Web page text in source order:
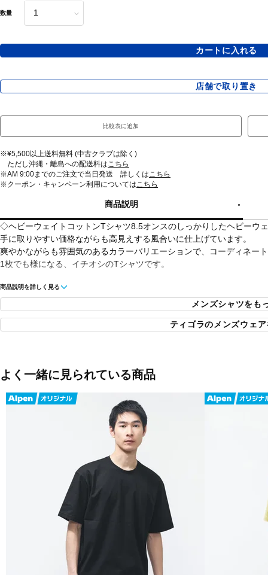
数量
カートに入れる
店舗で取り置き
比較表に追加
※¥5,500以上送料無料 (中古クラブは除く)
ただし沖縄・離島への配送料はこちら
※AM 9:00までのご注文で当日発送 詳しくはこちら
※クーポン・キャンペーン利用についてはこちら
商品説明
◇ヘビーウェイトコットンTシャツ8.5オンスのしっかりしたヘビーウ
手に取りやすい価格ながらも高見えする風合いに仕上げています。
爽やかながらも雰囲気のあるカラーバリエーションで、コーディネー
1枚でも様になる、イチオシのTシャツです。
■カラー：
マスタード
ディープグリーン
チャコールグレー
■素材：本体綿100％ リブ部綿95％ポリウレタン5％
■2025 Spring＆Summer モデル
■メーカー型番：TR-9C1005TS
商品説明を詳しく見る
メンズシャツをも
ティゴラのメンズウェ
よく一緒に見られている商品